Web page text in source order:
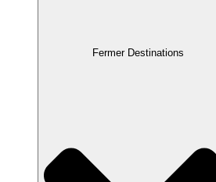
Fermer Destinations